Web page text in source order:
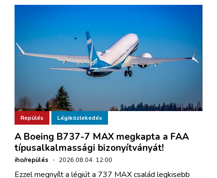
Repülés Légiközlekedés
A Boeing B737-7 MAX megkapta a FAA
típusalkalmassági bizonyítványát!
iho/repülés · 2026.08.04. 12:00
Ezzel megnyílt a légiút a 737 MAX család legkisebb